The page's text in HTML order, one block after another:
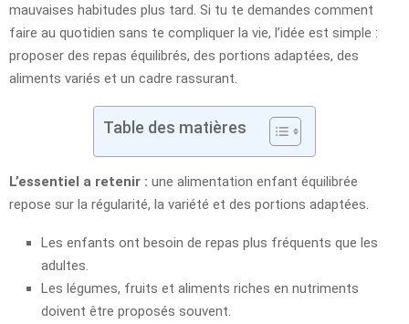
mauvaises habitudes plus tard. Si tu te demandes comment
faire au quotidien sans te compliquer la vie, l’idée est simple :
proposer des repas équilibrés, des portions adaptées, des
aliments variés et un cadre rassurant.
Table des matières
L’essentiel a retenir : une alimentation enfant équilibrée
repose sur la régularité, la variété et des portions adaptées.
Les enfants ont besoin de repas plus fréquents que les
adultes.
Les légumes, fruits et aliments riches en nutriments
doivent être proposés souvent.